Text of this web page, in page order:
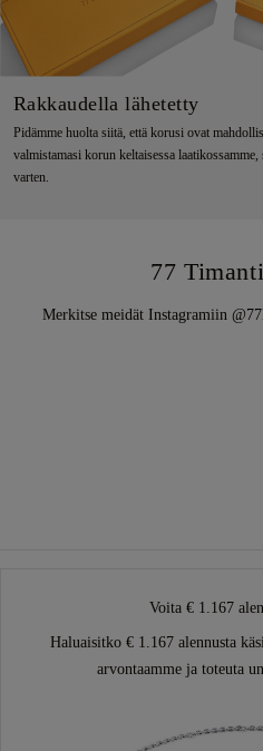
Rakkaudella lähetetty
Pidämme huolta siitä, että korusi ovat
valmistamasi korun keltaisessa
varten.
77
Merkitse meidät Instagramiin
Voita € 1.167
Haluaisitko € 1.167 alennusta
arvontaamme ja toteuta